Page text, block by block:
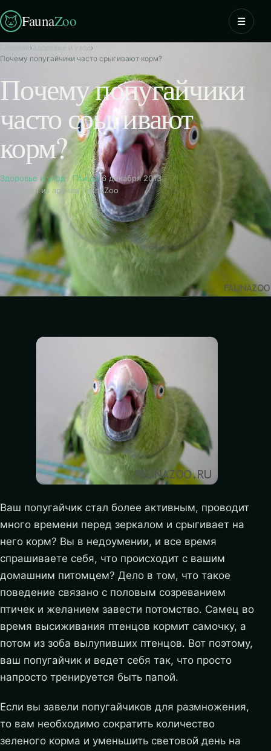
FaunaZoo ☰
› Здоровье и уход›
Почему попугайчики часто срыгивают корм?
Почему попугайчики
часто срыгивают
корм?
Здоровье и уход ·Птицы16 декабря 2013
Материал из архива FaunaZoo
Ваш попугайчик стал более активным, проводит
много времени перед зеркалом и срыгивает на
него корм? Вы в недоумении, и все время
спрашиваете себя, что происходит с вашим
домашним питомцем? Дело в том, что такое
поведение связано с половым созреванием
птичек и желанием завести потомство. Самец во
время высиживания птенцов кормит самочку, а
потом из зоба вылупивших птенцов. Вот поэтому,
ваш попугайчик и ведет себя так, что просто
напросто тренируется быть папой.
Если вы завели попугайчиков для размножения,
то вам необходимо сократить количество
зеленого корма и уменьшить световой день на